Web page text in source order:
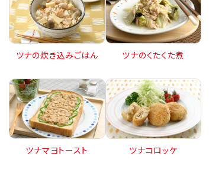
ツナの炊き込みごはん ツナのくたくた煮
ツナマヨトースト ツナコロッケ